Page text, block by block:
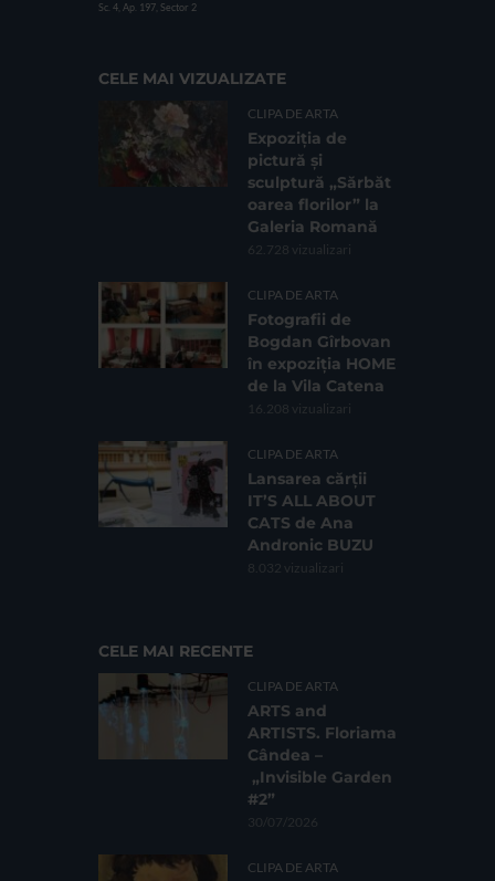
Sc. 4, Ap. 197, Sector 2
CELE MAI VIZUALIZATE
CLIPA DE ARTA
Expoziția de
pictură și
sculptură „Sărbăt
oarea florilor” la
Galeria Romană
62.728 vizualizari
CLIPA DE ARTA
Fotografii de
Bogdan Gîrbovan
în expoziția HOME
de la Vila Catena
16.208 vizualizari
CLIPA DE ARTA
Lansarea cărții
IT’S ALL ABOUT
CATS de Ana
Andronic BUZU
8.032 vizualizari
CELE MAI RECENTE
CLIPA DE ARTA
ARTS and
ARTISTS. Floriama
Cândea –
„Invisible Garden
#2”
30/07/2026
CLIPA DE ARTA